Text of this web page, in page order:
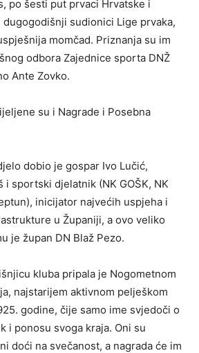
po šesti put prvaci Hrvatske i
dugogodišnji sudionici Lige prvaka,
momčad. Priznanja su im
odbora Zajednice sporta DNŽ
Ante Zovko.
su i Nagrade i Posebna
dobio je gospar Ivo Lučić,
sportski djelatnik (NK GOŠK, NK
inicijator najvećih uspjeha i
u Županiji, a ovo veliko
je župan DN Blaž Pezo.
kluba pripala je Nogometnom
najstarijem aktivnom pelješkom
godine, čije samo ime svjedoči o
i ponosu svoga kraja. Oni su
doći na svečanost, a nagrada će im